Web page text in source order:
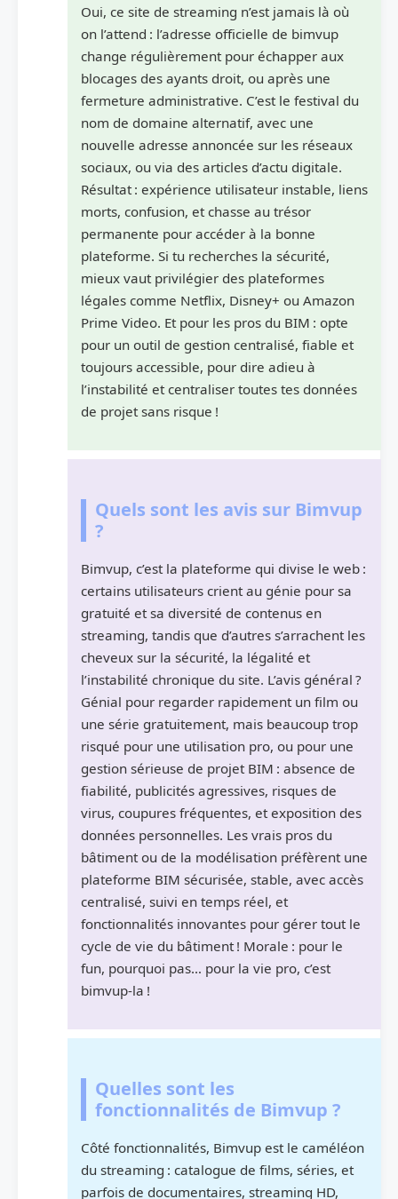
Oui, ce site de streaming n’est jamais là où
on l’attend : l’adresse officielle de bimvup
change régulièrement pour échapper aux
blocages des ayants droit, ou après une
fermeture administrative. C’est le festival du
nom de domaine alternatif, avec une
nouvelle adresse annoncée sur les réseaux
sociaux, ou via des articles d’actu digitale.
Résultat : expérience utilisateur instable, liens
morts, confusion, et chasse au trésor
permanente pour accéder à la bonne
plateforme. Si tu recherches la sécurité,
mieux vaut privilégier des plateformes
légales comme Netflix, Disney+ ou Amazon
Prime Video. Et pour les pros du BIM : opte
pour un outil de gestion centralisé, fiable et
toujours accessible, pour dire adieu à
l’instabilité et centraliser toutes tes données
de projet sans risque !
Quels sont les avis sur Bimvup
?
Bimvup, c’est la plateforme qui divise le web :
certains utilisateurs crient au génie pour sa
gratuité et sa diversité de contenus en
streaming, tandis que d’autres s’arrachent les
cheveux sur la sécurité, la légalité et
l’instabilité chronique du site. L’avis général ?
Génial pour regarder rapidement un film ou
une série gratuitement, mais beaucoup trop
risqué pour une utilisation pro, ou pour une
gestion sérieuse de projet BIM : absence de
fiabilité, publicités agressives, risques de
virus, coupures fréquentes, et exposition des
données personnelles. Les vrais pros du
bâtiment ou de la modélisation préfèrent une
plateforme BIM sécurisée, stable, avec accès
centralisé, suivi en temps réel, et
fonctionnalités innovantes pour gérer tout le
cycle de vie du bâtiment ! Morale : pour le
fun, pourquoi pas… pour la vie pro, c’est
bimvup-la !
Quelles sont les
fonctionnalités de Bimvup ?
Côté fonctionnalités, Bimvup est le caméléon
du streaming : catalogue de films, séries, et
parfois de documentaires, streaming HD,